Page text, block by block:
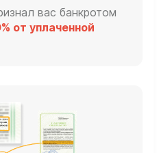
вас банкротом
от уплаченной